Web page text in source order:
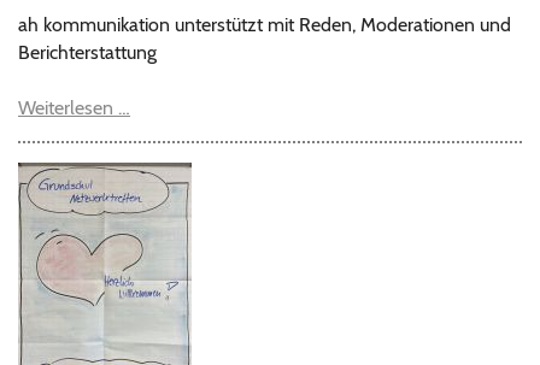
ah kommunikation unterstützt mit Reden, Moderationen und
Berichterstattung
Weiterlesen …